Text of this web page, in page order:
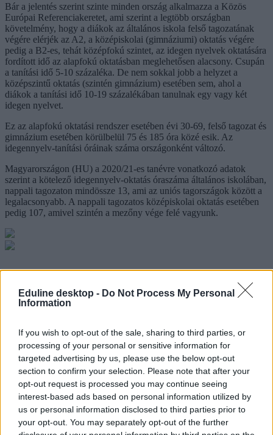
Eduline desktop - Do Not Process My Personal
Information
If you wish to opt-out of the sale, sharing to third parties, or
processing of your personal or sensitive information for
targeted advertising by us, please use the below opt-out
section to confirm your selection. Please note that after your
opt-out request is processed you may continue seeing
interest-based ads based on personal information utilized by
us or personal information disclosed to third parties prior to
your opt-out. You may separately opt-out of the further
Bár a jelentés szerint szinte minden ország alkalmazza a Közös
Európai Referenciakeretet, ami szerint a legtöbb országban
követelmény, hogy a diákok az általános iskola felső tagozatának
végére elérjék az A2, a középiskolai (gimnáziumi) oktatás végére
pedig a B2-es, tehát középfokú szintet, az idegen nyelvek oktatására
fordított idő az alapfokú oktatásban meglehetősen alacsony. Csupán
a tanítási idő 5-10 százaléka. De nem sokkal jobb a helyzet a
középszintű oktatás (szintén gimnázium) esetében sem, ahol a
diákok a tanítási idő 10-19 százalékában tanulnak egy vagy két
idegen nyelvet.
Ez az alapfokú oktatási rendszer esetében évi 30-69, felső tagozat és
gimnázium esetében körülbelül 75 és 185 óra közé esik. Az
idegennyelv-tanítási óráinak száma országonként változó.
Magyarországon (HU) a 2020/21-es tanévre vonatkozó adatok
szerint a kötelező idegennyelv-oktatás óraszáma általános iskolában,
nappali tagozaton mindössze 13, ami az uniós tagországok között a
legalacsonyabb. A nappali tagozatos középiskolai oktatás esetében
pedig 107, amivel szintén a mezőny vége felé vagyunk.